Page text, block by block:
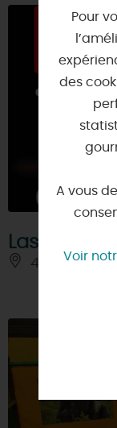
Laser Tag
45100 -
Pour
des
A vous
Voir